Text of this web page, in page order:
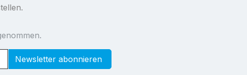
Newsletter abonnieren